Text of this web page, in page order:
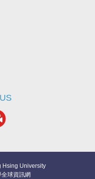
Hsing University
球資訊網